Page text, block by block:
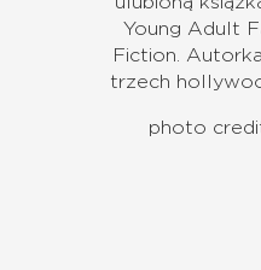
Young Adult
Fiction.
trzech
photo